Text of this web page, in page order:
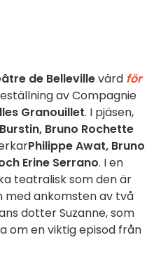
de Bellevillevärd för
av Compagnie
Granouillet. I pjäsen,
Bruno Rochette
Philippe Awat, Bruno
Erine Serrano. I en
teatralisk som den är
ankomsten av två
dotter Suzanne, som
en viktig episod från